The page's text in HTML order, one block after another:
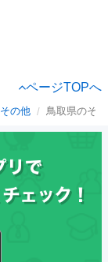
ページTOPへ
その他 鳥取県のそ